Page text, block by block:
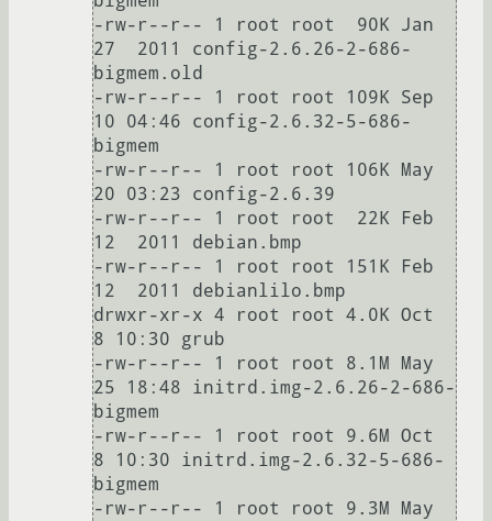
-rw-r--r-- 1 root root  90K Jan
27  2011 config-2.6.26-2-686-
bigmem.old
-rw-r--r-- 1 root root 109K Sep
10 04:46 config-2.6.32-5-686-
bigmem
-rw-r--r-- 1 root root 106K May
20 03:23 config-2.6.39
-rw-r--r-- 1 root root  22K Feb
12  2011 debian.bmp
-rw-r--r-- 1 root root 151K Feb
12  2011 debianlilo.bmp
drwxr-xr-x 4 root root 4.0K Oct
8 10:30 grub
-rw-r--r-- 1 root root 8.1M May
25 18:48 initrd.img-2.6.26-2-686-
bigmem
-rw-r--r-- 1 root root 9.6M Oct
8 10:30 initrd.img-2.6.32-5-686-
bigmem
-rw-r--r-- 1 root root 9.3M May